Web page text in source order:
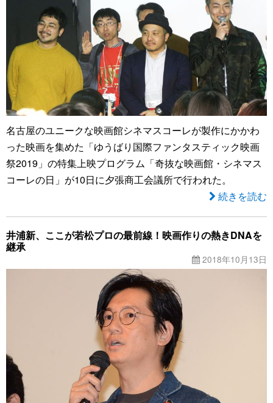
名古屋のユニークな映画館シネマスコーレが製作にかかわ
った映画を集めた「ゆうばり国際ファンタスティック映画
祭2019」の特集上映プログラム「奇抜な映画館・シネマス
コーレの日」が10日に夕張商工会議所で行われた。
続きを読む
井浦新、ここが若松プロの最前線！映画作りの熱きDNAを
継承
2018年10月13日